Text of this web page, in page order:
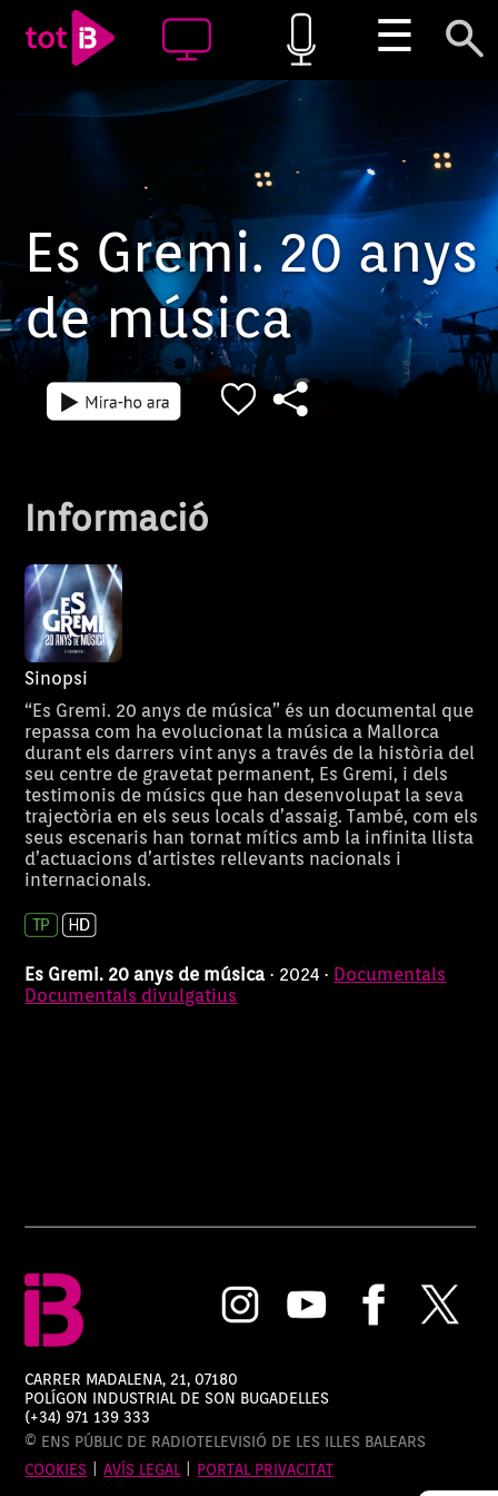
☰
Es Gremi. 20 anys
de música
Informació
Sinopsi
“Es Gremi. 20 anys de música” és un documental que
repassa com ha evolucionat la música a Mallorca
durant els darrers vint anys a través de la història del
seu centre de gravetat permanent, Es Gremi, i dels
testimonis de músics que han desenvolupat la seva
trajectòria en els seus locals d’assaig. També, com els
seus escenaris han tornat mítics amb la infinita llista
d’actuacions d’artistes rellevants nacionals i
internacionals.
Es Gremi. 20 anys de música · 2024 · Documentals
Documentals divulgatius
CARRER MADALENA, 21, 07180
POLÍGON INDUSTRIAL DE SON BUGADELLES
(+34) 971 139 333
© ENS PÚBLIC DE RADIOTELEVISIÓ DE LES ILLES BALEARS
COOKIES |AVÍS LEGAL PORTAL PRIVACITAT